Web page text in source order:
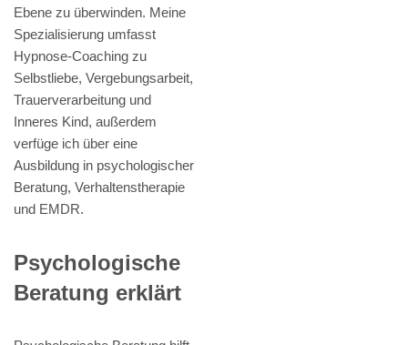
Ebene zu überwinden. Meine
Spezialisierung umfasst
Hypnose-Coaching zu
Selbstliebe, Vergebungsarbeit,
Trauerverarbeitung und
Inneres Kind, außerdem
verfüge ich über eine
Ausbildung in psychologischer
Beratung, Verhaltenstherapie
und EMDR.
Psychologische
Beratung erklärt